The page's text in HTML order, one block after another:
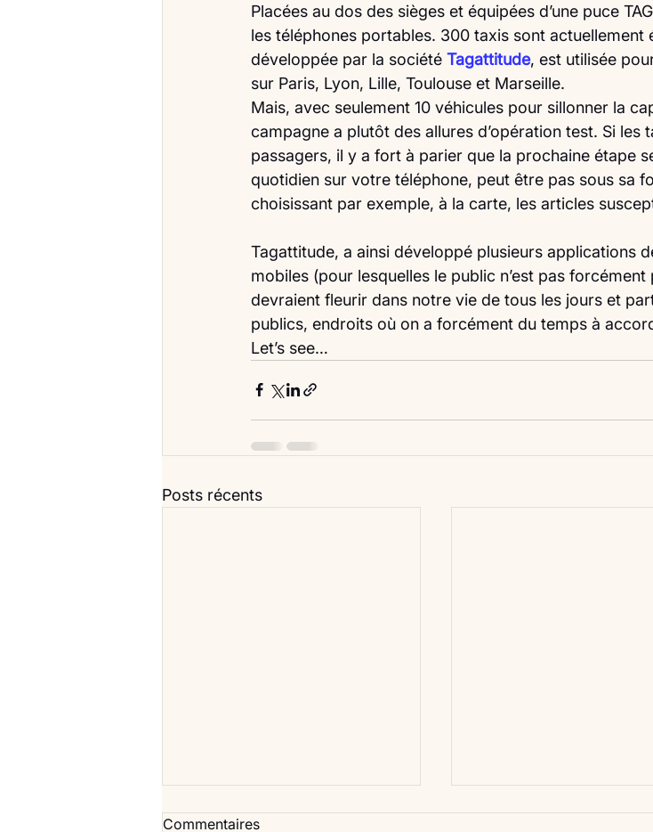
Placées au dos des sièges et équipées d’une puce
les téléphones portables. 300 taxis sont actuellement
développée par la société Tagattitude, est utilisée
sur Paris, Lyon, Lille, Toulouse et Marseille.
Mais, avec seulement 10 véhicules pour sillonner la
campagne a plutôt des allures d’opération test. Si les
passagers, il y a fort à parier que la prochaine étape
quotidien sur votre téléphone, peut être pas sous sa
choisissant par exemple, à la carte, les articles
Tagattitude, a ainsi développé plusieurs applications
mobiles (pour lesquelles le public n’est pas
devraient fleurir dans notre vie de tous les jours et
publics, endroits où on a forcément du temps à
Let’s see…
Posts récents
Commentaires